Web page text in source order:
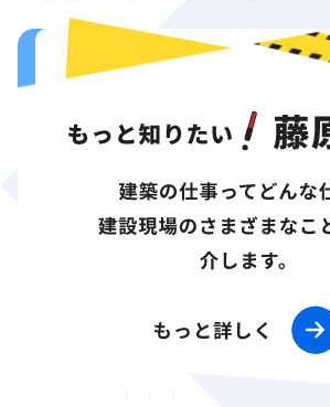
研修・教育、福利厚生
もっと詳しく